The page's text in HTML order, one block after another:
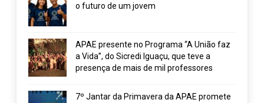
o futuro de um jovem
APAE presente no Programa “A União faz
a Vida”, do Sicredi Iguaçu, que teve a
presença de mais de mil professores
7º Jantar da Primavera da APAE promete